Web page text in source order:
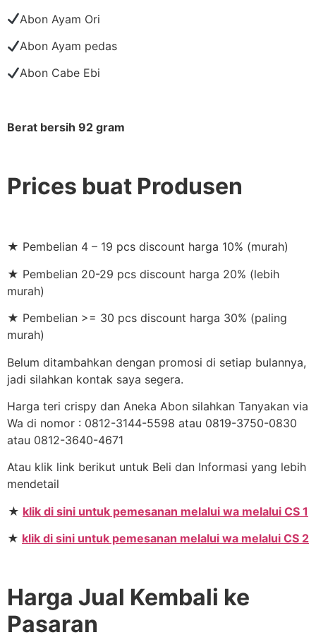
Abon Ayam Ori
Abon Ayam pedas
Abon Cabe Ebi
Berat bersih 92 gram
Prices buat Produsen
★ Pembelian 4 – 19 pcs discount harga 10% (murah)
★ Pembelian 20-29 pcs discount harga 20% (lebih
murah)
★ Pembelian >= 30 pcs discount harga 30% (paling
murah)
Belum ditambahkan dengan promosi di setiap bulannya,
jadi silahkan kontak saya segera.
Harga teri crispy dan Aneka Abon silahkan Tanyakan via
Wa di nomor : 0812-3144-5598 atau 0819-3750-0830
atau 0812-3640-4671
Atau klik link berikut untuk Beli dan Informasi yang lebih
mendetail
★ klik di sini untuk pemesanan melalui wa melalui CS 1
★ klik di sini untuk pemesanan melalui wa melalui CS 2
Harga Jual Kembali ke
Pasaran